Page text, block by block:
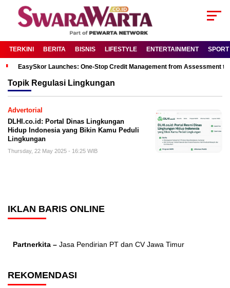
TERKINI BERITA BISNIS LIFESTYLE ENTERTAINMENT SPORT
EasySkor Launches: One-Stop Credit Management from Assessment
Topik Regulasi Lingkungan
Advertorial
DLHI.co.id: Portal Dinas Lingkungan
Hidup Indonesia yang Bikin Kamu Peduli
Lingkungan
Thursday, 22 May 2025 - 16:25 WIB
IKLAN BARIS ONLINE
Partnerkita – Jasa Pendirian PT dan CV Jawa Timur
REKOMENDASI